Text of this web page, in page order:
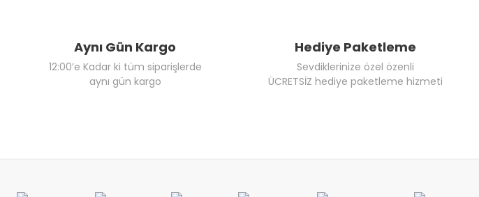
Aynı Gün Kargo
12:00’e Kadar ki tüm siparişlerde
aynı gün kargo
Hediye Paketleme
Sevdiklerinize özel özenli
ÜCRETSİZ hediye paketleme hizmeti